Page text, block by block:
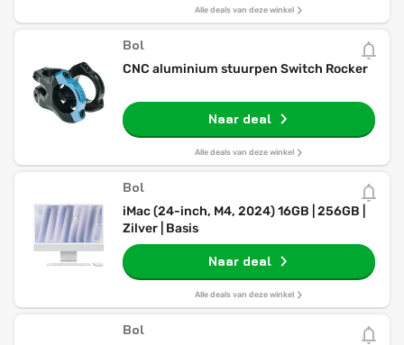
Alle deals van deze winkel
Bol
CNC aluminium stuurpen Switch Rocker
Naar deal
Alle deals van deze winkel
Bol
iMac (24-inch, M4, 2024) 16GB | 256GB |
Zilver | Basis
Naar deal
Alle deals van deze winkel
Bol